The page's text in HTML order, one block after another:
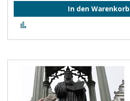
In den Warenkorb
hinzufügen